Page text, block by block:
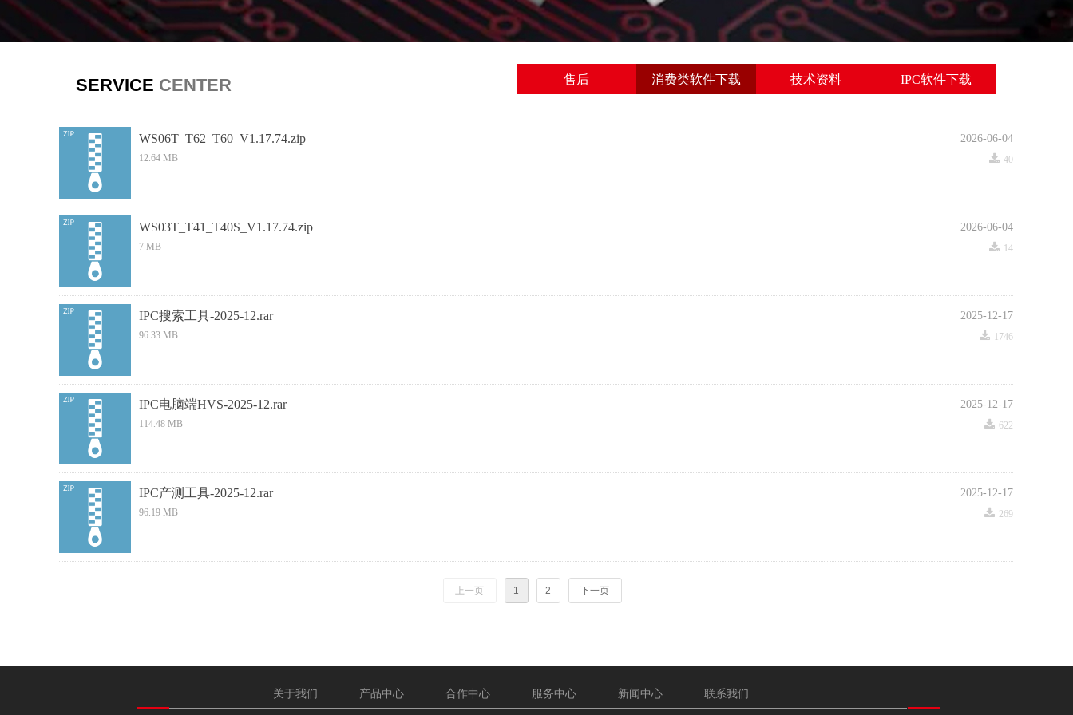
售后 消费类软件下载 技术资料 IPC软件下载
SERVICE CENTER
2026-06-04
WS06T_T62_T60_V1.17.74.zip
끂 40
12.64 MB
2026-06-04
WS03T_T41_T40S_V1.17.74.zip
끂 14
7 MB
2025-12-17
IPC搜索工具-2025-12.rar
끂 1746
96.33 MB
2025-12-17
IPC电脑端HVS-2025-12.rar
끂 622
114.48 MB
2025-12-17
IPC产测工具-2025-12.rar
끂 269
96.19 MB
上一页 1 2 下一页
关于我们 产品中心 合作中心 服务中心 新闻中心 联系我们